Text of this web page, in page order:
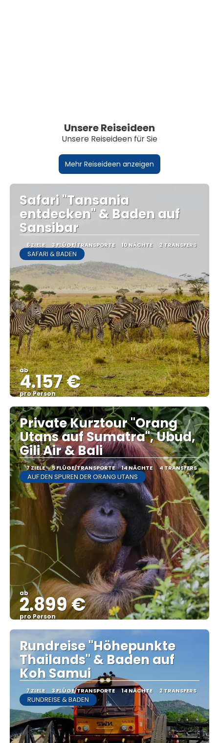
Unsere Reiseideen
Unsere Reiseideen für Sie
Mehr Reiseideen anzeigen
Safari "Tansania
entdecken" & Baden auf
Sansibar
6 ZIELE 3 FLÜGE/TRANSPORTE 10 NÄCHTE 2 TRANSFERS
SAFARI & BADEN
ab
4.157 €
pro Person
Sehen
Private Kurztour "Orang
Utans auf Sumatra", Ubud,
Gili Air & Bali
7 ZIELE 5 FLÜGE/TRANSPORTE 14 NÄCHTE 4 TRANSFERS
AUF DEN SPUREN DER ORANG UTANS
ab
2.899 €
pro Person
Sehen
Rundreise "Höhepunkte
Thailands" & Baden auf
Koh Samui
7 ZIELE 3 FLÜGE/TRANSPORTE 14 NÄCHTE 2 TRANSFERS
RUNDREISE & BADEN